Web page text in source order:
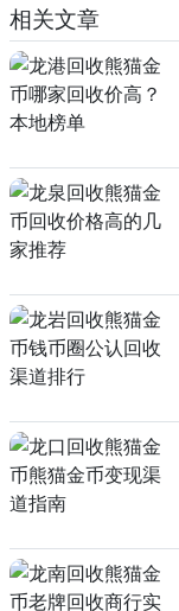
相关文章